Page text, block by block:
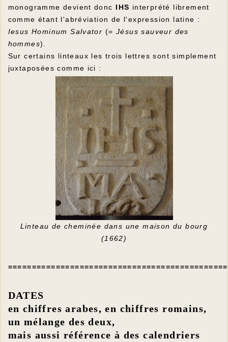
monogramme devient donc IHS interprété librement
comme étant l'abréviation de l'expression latine :
Iesus Hominum Salvator (= Jésus sauveur des
hommes).
Sur certains linteaux les trois lettres sont simplement
juxtaposées comme ici :
Linteau de cheminée dans une maison du bourg
(1662)
DATES
en chiffres arabes, en chiffres romains,
un mélange des deux,
mais aussi référence à des calendriers